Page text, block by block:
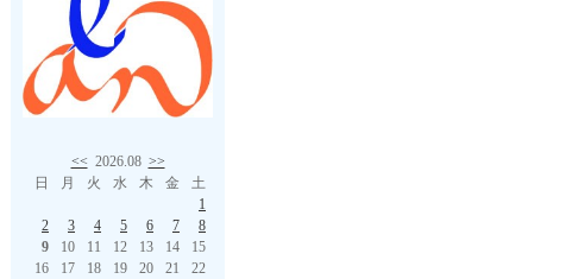
<< 2026.08 >>
日
2
9
16
月
3
10
17
火
4
11
18
水
5
12
19
木
6
13
20
金
7
14
21
土
1
8
15
22